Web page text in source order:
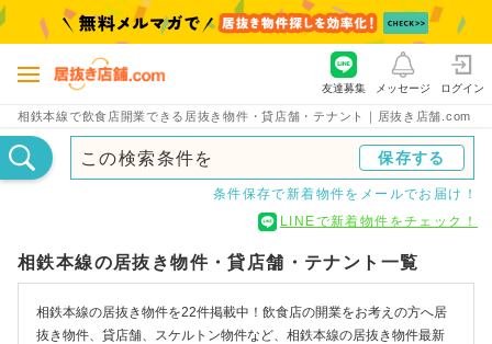
相鉄本線で飲食店開業できる居抜き物件・貸店舗・テナント｜居抜き店舗.com
友達募集 メッセージ ログイン
この検索条件を 保存する
条件保存で新着物件をメールでお届け！
LINEで新着物件をチェック！
相鉄本線の居抜き物件・貸店舗・テナント一覧
相鉄本線の居抜き物件を22件掲載中！飲食店の開業をお考えの方へ居
抜き物件、貸店舗、スケルトン物件など、相鉄本線の居抜き物件最新